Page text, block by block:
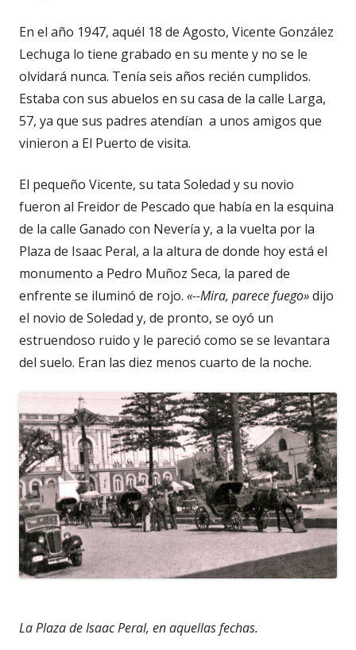
En el año 1947, aquél 18 de Agosto, Vicente González
Lechuga lo tiene grabado en su mente y no se le
olvidará nunca. Tenía seis años recién cumplidos.
Estaba con sus abuelos en su casa de la calle Larga,
57, ya que sus padres atendían a unos amigos que
vinieron a El Puerto de visita.
El pequeño Vicente, su tata Soledad y su novio
fueron al Freidor de Pescado que había en la esquina
de la calle Ganado con Nevería y, a la vuelta por la
Plaza de Isaac Peral, a la altura de donde hoy está el
monumento a Pedro Muñoz Seca, la pared de
enfrente se iluminó de rojo. «--Mira, parece fuego»dijo
el novio de Soledad y, de pronto, se oyó un
estruendoso ruido y le pareció como se se levantara
del suelo. Eran las diez menos cuarto de la noche.
La Plaza de Isaac Peral, en aquellas fechas.